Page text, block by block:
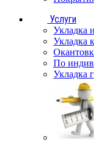
Услуги
Укладка
Укладка
По
Укладка